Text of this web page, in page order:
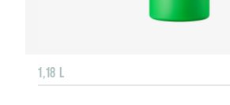
1,18 L